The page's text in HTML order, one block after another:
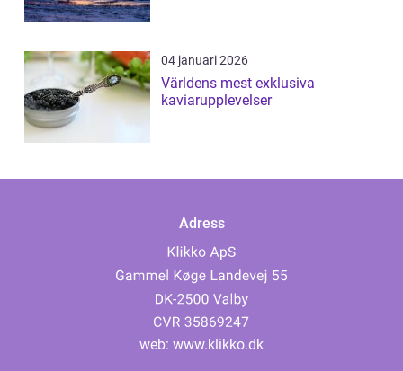
04 januari 2026
Världens mest exklusiva
kaviarupplevelser
Adress
web: www.klikko.dk